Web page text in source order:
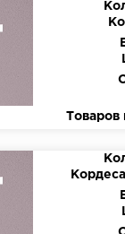
Товаров